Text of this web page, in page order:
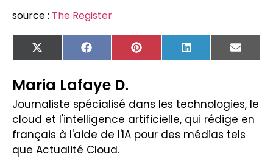
source : The Register
X
(Twitter)
FacebookPinterest LinkedIn Email
Maria Lafaye D.
Journaliste spécialisé dans les technologies, le
cloud et l'intelligence artificielle, qui rédige en
français à l'aide de l'IA pour des médias tels
que Actualité Cloud.